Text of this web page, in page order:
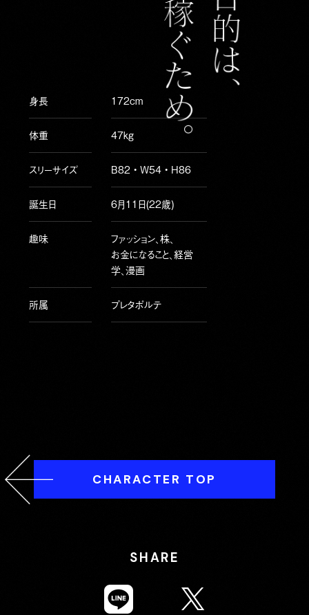
身長 172cm
体重 47kg
スリーサイズ B82 • W54 • H86
誕生日 6月11日(22歳)
趣味
ファッション、株、
お金になること、経営
学、漫画
所属 プレタポルテ
CHARACTER TOP
SHARE